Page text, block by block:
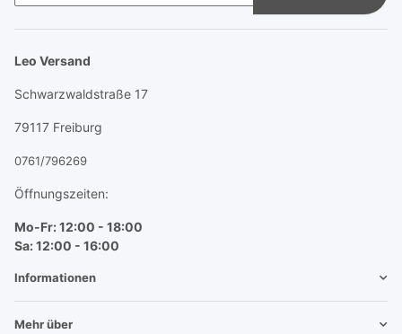
Leo Versand
Schwarzwaldstraße 17
79117 Freiburg
0761/796269
Öffnungszeiten:
Mo-Fr: 12:00 - 18:00
Sa: 12:00 - 16:00
Informationen
Mehr über